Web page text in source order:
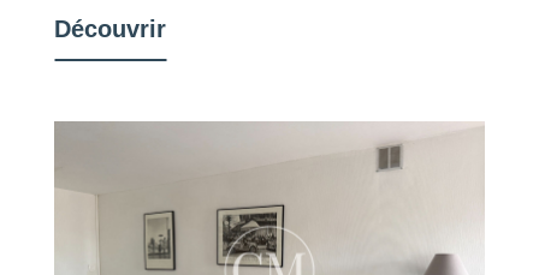
Découvrir